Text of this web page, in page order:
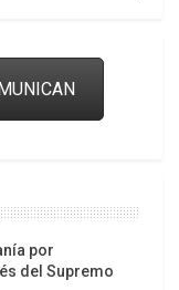
por
del Supremo